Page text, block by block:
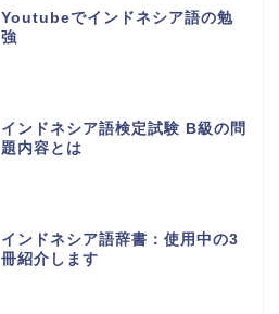
Youtubeでインドネシア語の勉
強
インドネシア語検定試験 B級の問
題内容とは
インドネシア語辞書：使用中の3
冊紹介します